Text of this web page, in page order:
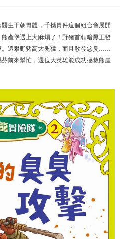
生干朝胃體，千攜胃件這個組合會展開
產堡遇上大麻煩了！野豬首領暗黑王發
。這攀野豬高大兇猛，而且散發惡臭……
前來幫忙，還位大英雄能成功拯救熊崖